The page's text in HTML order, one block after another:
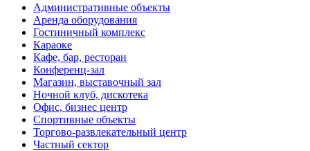
Административные объекты
Аренда оборудования
Гостиничный комплекс
Караоке
Кафе, бар, ресторан
Конференц-зал
Магазин, выставочный зал
Ночной клуб, дискотека
Офис, бизнес центр
Спортивные объекты
Торгово-развлекательный центр
Частный сектор